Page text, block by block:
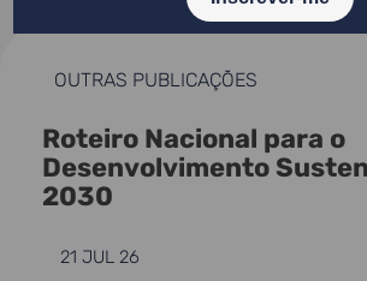
OUTRAS PUBLICAÇÕES
Roteiro Nacional para o
Desenvolvimento
2030
21 JUL 26